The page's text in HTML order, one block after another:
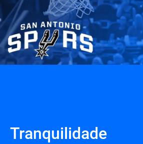
Tranquilidade